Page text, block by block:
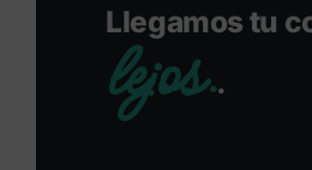
Llegamos tu
lejos..